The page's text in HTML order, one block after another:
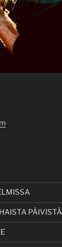
PÄIVISTÄ